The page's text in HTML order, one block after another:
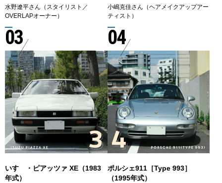
水野遼平さん（スタイリスト／
OVERLAPオーナー）
小嶋克佳さん（ヘアメイクアップアー
ティスト）
03
いすゞ・ピアッツァ XE（1983
年式）
04
ポルシェ911［Type 993］
（1995年式）